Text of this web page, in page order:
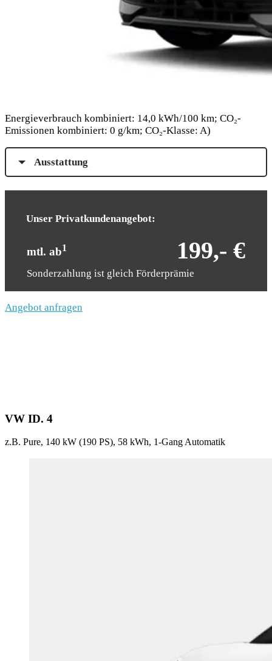
Energieverbrauch kombiniert: 14,0 kWh/100 km; CO₂-
Emissionen kombiniert: 0 g/km; CO₂-Klasse: A)
Ausstattung
Unser Privatkundenangebot:
mtl. ab1 199,- €
Sonderzahlung ist gleich Förderprämie
Angebot anfragen
VW ID. 4
z.B. Pure, 140 kW (190 PS), 58 kWh, 1-Gang Automatik